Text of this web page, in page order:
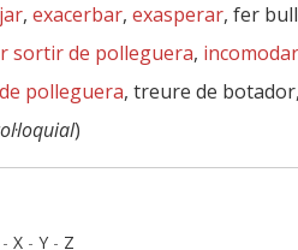
, exacerbar, exasperar, fer
sortir de polleguera, incomodar
polleguera, treure de
)
- X - Y - Z